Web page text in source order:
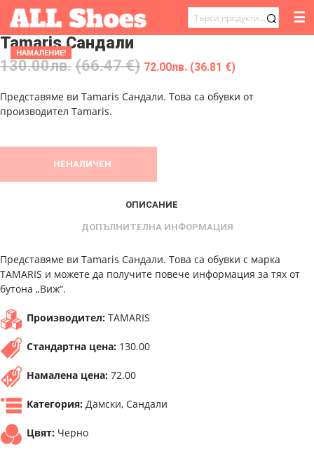
ТЪРСЕНЕ
☰
НАМАЛЕНИЕ!
Tamaris Сандали
130.00лв. (66.47 €) 72.00лв. (36.81 €)
Представяме ви Tamaris Сандали. Това са обувки от
производител Tamaris.
НЕНАЛИЧЕН
ОПИСАНИЕ
ДОПЪЛНИТЕЛНА ИНФОРМАЦИЯ
Представяме ви Tamaris Сандали. Това са обувки с марка
TAMARIS и можете да получите повече информация за тях от
бутона „Виж“.
Производител: TAMARIS
Стандартна цена: 130.00
Намалена цена: 72.00
Категория: Дамски, Сандали
Цвят: Черно